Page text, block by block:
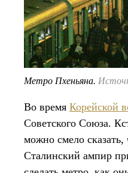
Метро Пхеньяна.
Во время Корейской
Советского Союза.
можно смело
Сталинский ампир